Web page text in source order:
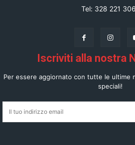
Tel: 328 221
Iscriviti alla nostra
Per essere aggiornato con tutte le ultime
speciali!